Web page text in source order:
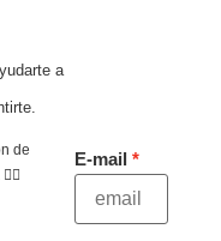
a
de
E-mail